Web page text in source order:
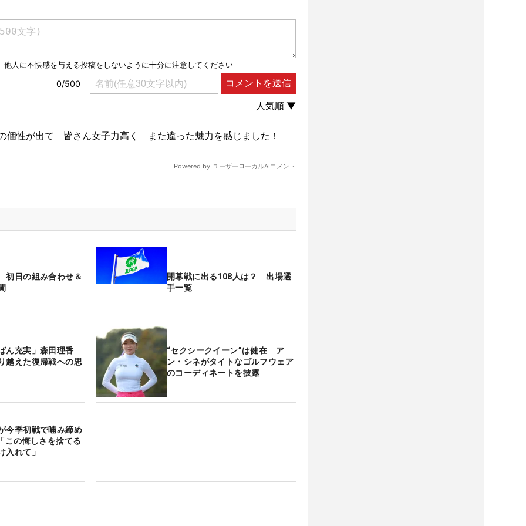
日の組み合わせ＆
開幕戦に出る108人は？ 出場選
手一覧
ん充実」森田理香
越えた復帰戦への思
“セクシークイーン”は健在 ア
ン・シネがタイトなゴルフウェア
のコーディネートを披露
今季初戦で噛み締め
の悔しさを捨てる
入れて」